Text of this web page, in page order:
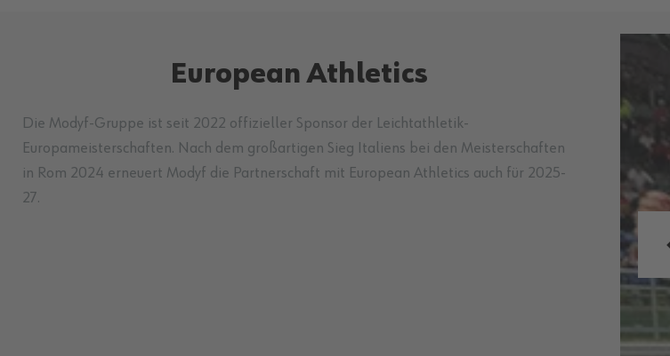
European Athletics
Die Modyf-Gruppe ist seit 2022 offizieller Sponsor der Leichtathletik-
Europameisterschaften. Nach dem großartigen Sieg Italiens bei den Meisterschaften
in Rom 2024 erneuert Modyf die Partnerschaft mit European Athletics auch für 2025-
27.